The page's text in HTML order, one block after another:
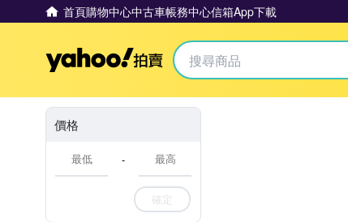
首頁購物中心中古車帳務中心信箱App下載
Yahoo拍賣
價格
-
確定